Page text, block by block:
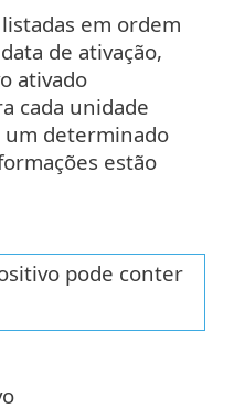
em ordem
de ativação,
ativado
cada unidade
um determinado
estão
pode conter